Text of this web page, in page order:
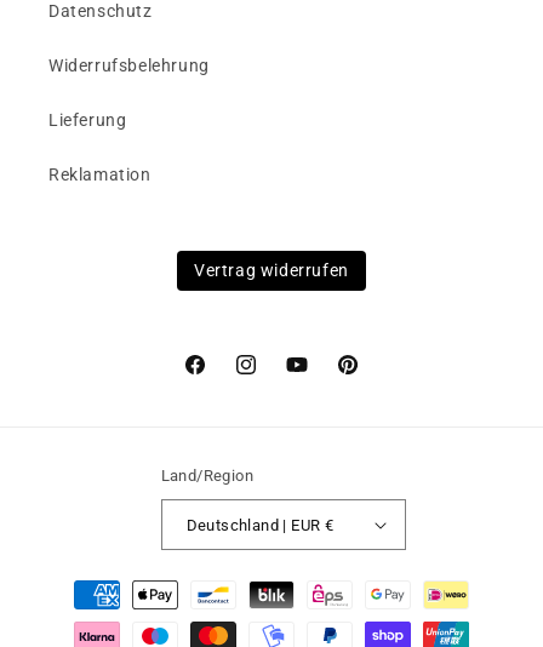
Datenschutz
Widerrufsbelehrung
Lieferung
Reklamation
Vertrag widerrufen
FacebookInstagramYouTubePinterest
Land/Region
Deutschland | EUR €
Zahlungsmethoden